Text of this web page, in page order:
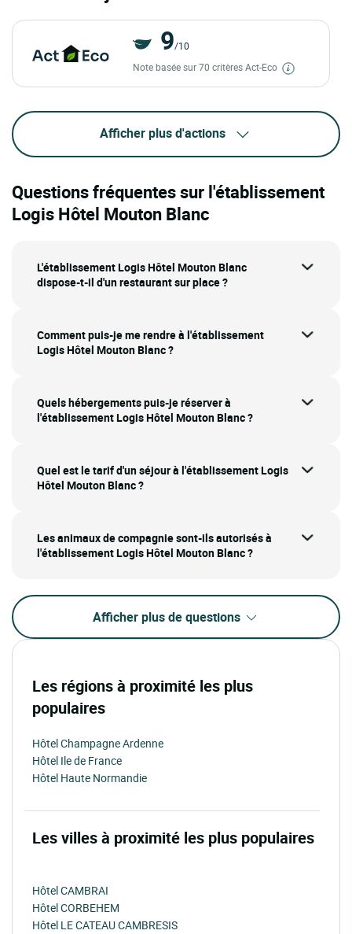
9/10
Note basée sur 70 critères Act-Eco
Afficher plus d'actions
Questions fréquentes sur l'établissement
Logis Hôtel Mouton Blanc
L'établissement Logis Hôtel Mouton Blanc
dispose-t-il d'un restaurant sur place ?
Comment puis-je me rendre à l'établissement
Logis Hôtel Mouton Blanc ?
Quels hébergements puis-je réserver à
l'établissement Logis Hôtel Mouton Blanc ?
Quel est le tarif d'un séjour à l'établissement Logis
Hôtel Mouton Blanc ?
Les animaux de compagnie sont-ils autorisés à
l'établissement Logis Hôtel Mouton Blanc ?
Afficher plus de questions
Les régions à proximité les plus
populaires
Hôtel Champagne Ardenne
Hôtel Ile de France
Hôtel Haute Normandie
Les villes à proximité les plus populaires
Hôtel CAMBRAI
Hôtel CORBEHEM
Hôtel LE CATEAU CAMBRESIS